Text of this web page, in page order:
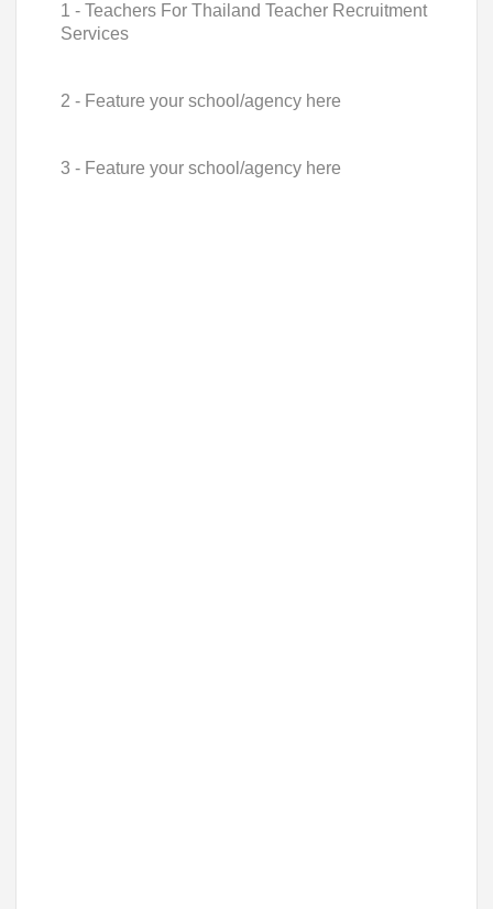
1 - Teachers For Thailand Teacher Recruitment
Services
2 - Feature your school/agency here
3 - Feature your school/agency here